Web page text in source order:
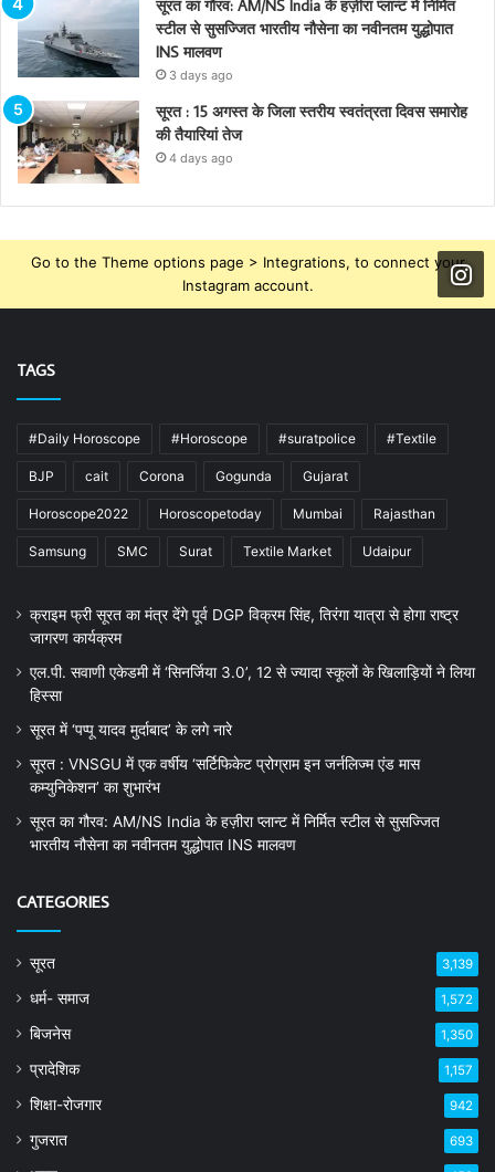
सूरत का गौरव: AM/NS India के हज़ीरा प्लान्ट में निर्मित
स्टील से सुसज्जित भारतीय नौसेना का नवीनतम युद्धोपात
INS मालवण
3 days ago
सूरत : 15 अगस्त के जिला स्तरीय स्वतंत्रता दिवस समारोह
की तैयारियां तेज
4 days ago
Go to the Theme options page > Integrations, to connect your
Instagram account.
TAGS
#Daily Horoscope #Horoscope #suratpolice #Textile
BJP cait Corona Gogunda Gujarat
Horoscope2022 Horoscopetoday Mumbai Rajasthan
Samsung SMC Surat Textile Market Udaipur
क्राइम फ्री सूरत का मंत्र देंगे पूर्व DGP विक्रम सिंह, तिरंगा यात्रा से होगा राष्ट्र
जागरण कार्यक्रम
एल.पी. सवाणी एकेडमी में ‘सिनर्जिया 3.0’, 12 से ज्यादा स्कूलों के खिलाड़ियों ने लिया
हिस्सा
सूरत में ‘पप्पू यादव मुर्दाबाद’ के लगे नारे
सूरत : VNSGU में एक वर्षीय ‘सर्टिफिकेट प्रोग्राम इन जर्नलिज्म एंड मास
कम्युनिकेशन’ का शुभारंभ
सूरत का गौरव: AM/NS India के हज़ीरा प्लान्ट में निर्मित स्टील से सुसज्जित
भारतीय नौसेना का नवीनतम युद्धोपात INS मालवण
CATEGORIES
सूरत 3,139
धर्म- समाज 1,572
बिजनेस 1,350
प्रादेशिक 1,157
शिक्षा-रोजगार 942
गुजरात 693